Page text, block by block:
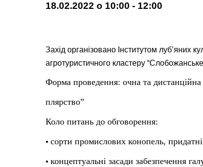
18.02.2022 о 10:00 - 12:00
Захід організовано Інститутом луб’яних
агротуристичного кластеру
Форма проведення: очна та
плярство”
Коло питань до обговорення:
• сорти промислових конопель,
• концептуальні засади забезпечення